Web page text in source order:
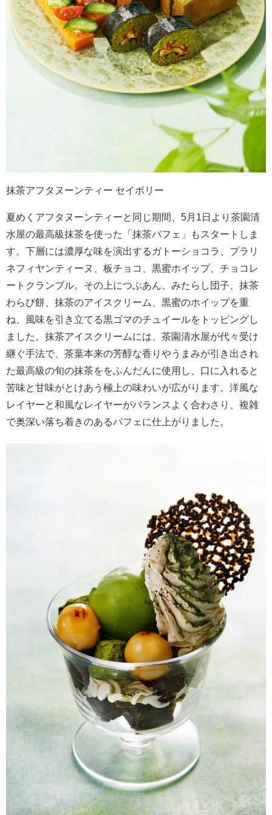
抹茶アフタヌーンティー セイボリー
夏めくアフタヌーンティーと同じ期間、5月1日より茶園清
水屋の最高級抹茶を使った「抹茶パフェ」もスタートしま
す。下層には濃厚な味を演出するガトーショコラ、プラリ
ネフィヤンティーヌ、板チョコ、黒蜜ホイップ、チョコレ
ートクランブル。その上につぶあん、みたらし団子、抹茶
わらび餅、抹茶のアイスクリーム、黒蜜のホイップを重
ね、風味を引き立てる黒ゴマのチュイールをトッピングし
ました。抹茶アイスクリームには、茶園清水屋が代々受け
継ぐ手法で、茶葉本来の芳醇な香りやうまみが引き出され
た最高級の旬の抹茶ををふんだんに使用し、口に入れると
苦味と甘味がとけあう極上の味わいが広がります。洋風な
レイヤーと和風なレイヤーがバランスよく合わさり、複雑
で奥深い落ち着きのあるパフェに仕上がりました。